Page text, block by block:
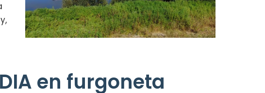
en furgoneta